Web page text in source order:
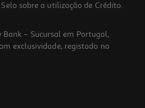
sobre a utilização de Crédito.
– Sucursal em Portugal,
exclusividade, registado no